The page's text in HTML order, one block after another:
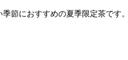
節におすすめの夏季限定茶です。